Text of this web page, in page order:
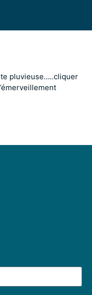
pluvieuse…..cliquer